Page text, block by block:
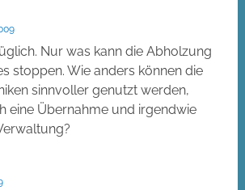
Nur was kann die Abholzung
stoppen. Wie anders können die
sinnvoller genutzt werden,
eine Übernahme und irgendwie